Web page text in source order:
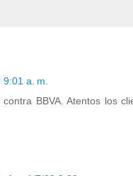
a. m.
BBVA. Atentos los